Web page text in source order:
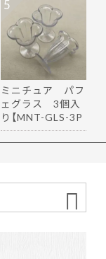
ミニチュア パフ
ェグラス 3個入
り【MNT-GLS-3P
-05】
5